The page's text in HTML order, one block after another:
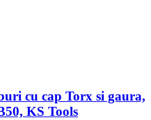
cu cap Torx si gaura,
KS Tools